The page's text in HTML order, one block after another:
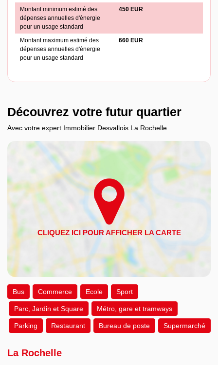
Montant minimum estimé des
dépenses annuelles d'énergie
pour un usage standard
450 EUR
Montant maximum estimé des
dépenses annuelles d'énergie
pour un usage standard
660 EUR
Découvrez votre futur quartier
Avec votre expert Immobilier Desvallois La Rochelle
Bus Commerce Ecole Sport
Parc, Jardin et Square Métro, gare et tramways
Parking Restaurant Bureau de poste Supermarché
La Rochelle